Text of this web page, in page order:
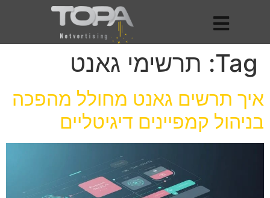
Tag: תרשימי גאנט
איך תרשים גאנט מחולל מהפכה
בניהול קמפיינים דיגיטליים